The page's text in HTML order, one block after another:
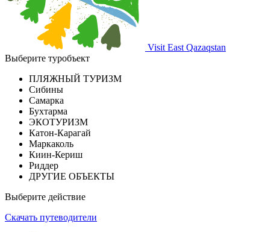
Visit East Qazaqstan
Выберите туробъект
ПЛЯЖНЫЙ ТУРИЗМ
Сибины
Самарка
Бухтарма
ЭКОТУРИЗМ
Катон-Карагай
Маркаколь
Киин-Кериш
Риддер
ДРУГИЕ ОБЪЕКТЫ
Выберите действие
Скачать путеводители